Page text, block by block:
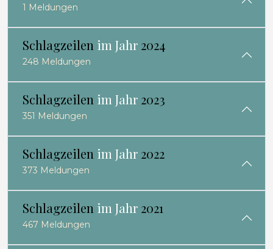
1 Meldungen
Schlagzeilen im Jahr 2024
248 Meldungen
Schlagzeilen im Jahr 2023
351 Meldungen
Schlagzeilen im Jahr 2022
373 Meldungen
Schlagzeilen im Jahr 2021
467 Meldungen